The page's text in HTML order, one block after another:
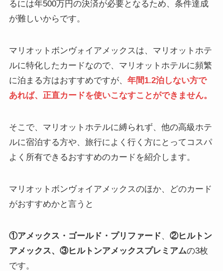
るには年500万円の決済が必要となるため、条件達成
が難しいからです。
マリオットボンヴォイアメックスは、マリオットホテ
ルに特化したカードなので、マリオットホテルに頻繁
に泊まる方はおすすめですが、 年間1.2泊しない方で
あれば、正直カードを使いこなすことができません。
そこで、マリオットホテルに縛られず、他の高級ホテ
ルに宿泊する方や、旅行によく行く方にとってコスパ
よく所有できるおすすめのカードを紹介します。
マリオットボンヴォイアメックスのほか、どのカード
がおすすめかと言うと
①アメックス・ゴールド・プリファード、 ②ヒルトン
アメックス、③ヒルトンアメックスプレミアムの3枚
です。